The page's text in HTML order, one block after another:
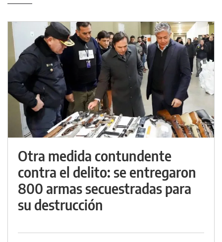
Otra medida contundente
contra el delito: se entregaron
800 armas secuestradas para
su destrucción